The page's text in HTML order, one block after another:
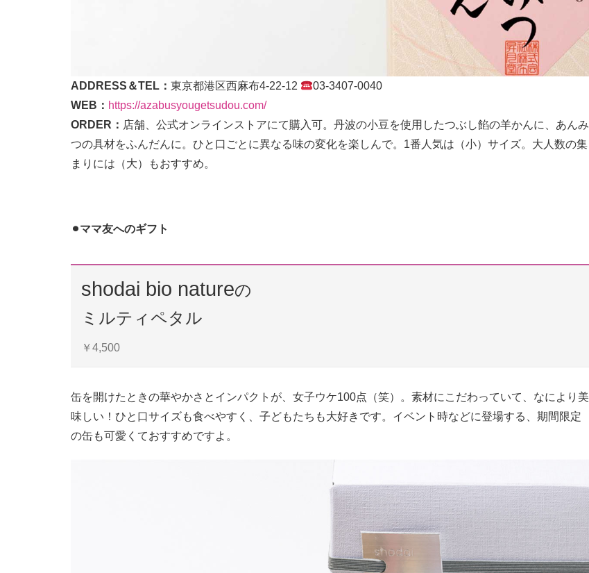
ADDRESS＆TEL： 東京都港区西麻布4-22-12
03-3407-0040
WEB： https://azabusyougetsudou.com/
ORDER： 店舗、公式オンラインストアにて購入可。丹波の小豆を使用したつぶし餡の羊かんに、あんみ
つの具材をふんだんに。ひと口ごとに異なる味の変化を楽しんで。1番人気は（小）サイズ。大人数の集
まりには（大）もおすすめ。
⚫︎ママ友へのギフト
shodai bio natureの
ミルティペタル
￥4,500
缶を開けたときの華やかさとインパクトが、女子ウケ100点（笑）。素材にこだわっていて、なにより美
味しい！ひと口サイズも食べやすく、子どもたちも大好きです。イベント時などに登場する、期間限定
の缶も可愛くておすすめですよ。